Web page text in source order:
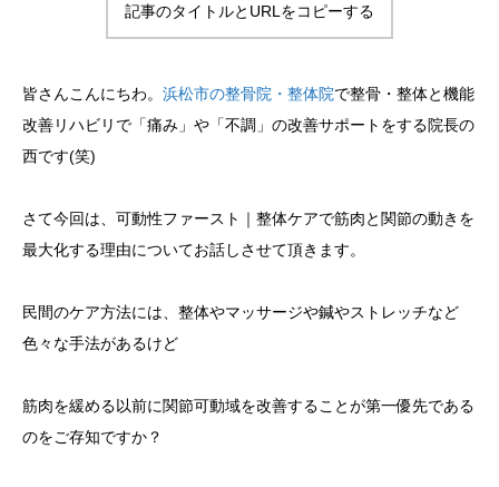
記事のタイトルとURLをコピーする
皆さんこんにちわ。 浜松市の整骨院・整体院で整骨・整体と機能
改善リハビリで「痛み」や「不調」の改善サポートをする院長の
西です(笑)
さて今回は、可動性ファースト｜整体ケアで筋肉と関節の動きを
最大化する理由についてお話しさせて頂きます。
民間のケア方法には、整体やマッサージや鍼やストレッチなど
色々な手法があるけど
筋肉を緩める以前に関節可動域を改善することが第一優先である
のをご存知ですか？